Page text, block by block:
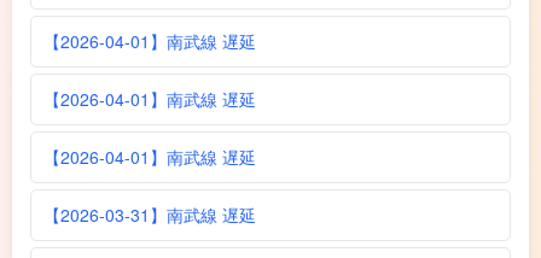
【2026-04-01】南武線 遅延
【2026-04-01】南武線 遅延
【2026-04-01】南武線 遅延
【2026-03-31】南武線 遅延